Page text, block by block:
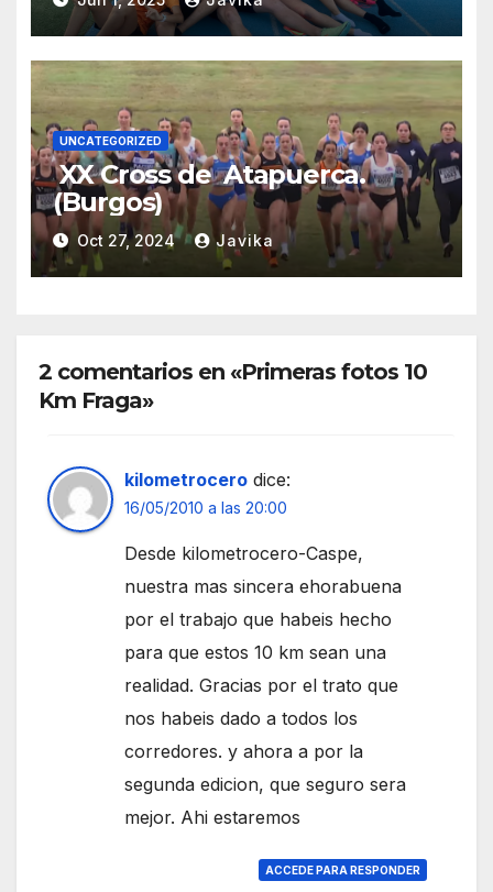
UNCATEGORIZED
XX Cross de Atapuerca.
(Burgos)
Oct 27, 2024 Javika
2 comentarios en «Primeras fotos 10
Km Fraga»
kilometrocero dice:
16/05/2010 a las 20:00
Desde kilometrocero-Caspe,
nuestra mas sincera ehorabuena
por el trabajo que habeis hecho
para que estos 10 km sean una
realidad. Gracias por el trato que
nos habeis dado a todos los
corredores. y ahora a por la
segunda edicion, que seguro sera
mejor. Ahi estaremos
ACCEDE PARA RESPONDER